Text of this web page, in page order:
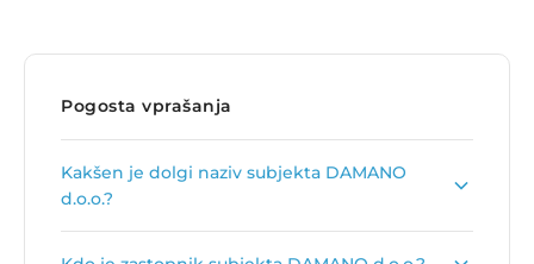
Pogosta vprašanja
Kakšen je dolgi naziv subjekta DAMANO
d.o.o.?